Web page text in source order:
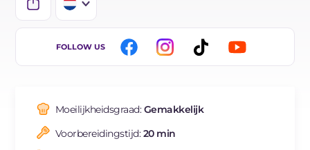
IT
ES
FR
FOLLOW US
Moeilijkheidsgraad:Gemakkelijk
Voorbereidingstijd:20 min